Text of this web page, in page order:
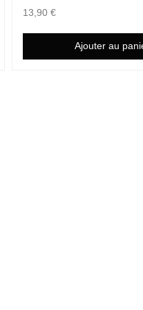
13,90 €
Ajouter au